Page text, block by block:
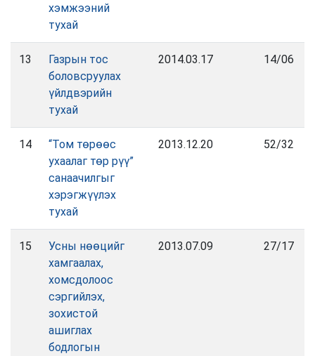
хэмжээний
тухай
13
Газрын тос
боловсруулах
үйлдвэрийн
тухай
2014.03.17 14/06
14
“Том төрөөс
ухаалаг төр рүү”
санаачилгыг
хэрэгжүүлэх
тухай
2013.12.20 52/32
15
Усны нөөцийг
хамгаалах,
хомсдолоос
сэргийлэх,
зохистой
ашиглах
бодлогын
2013.07.09 27/17